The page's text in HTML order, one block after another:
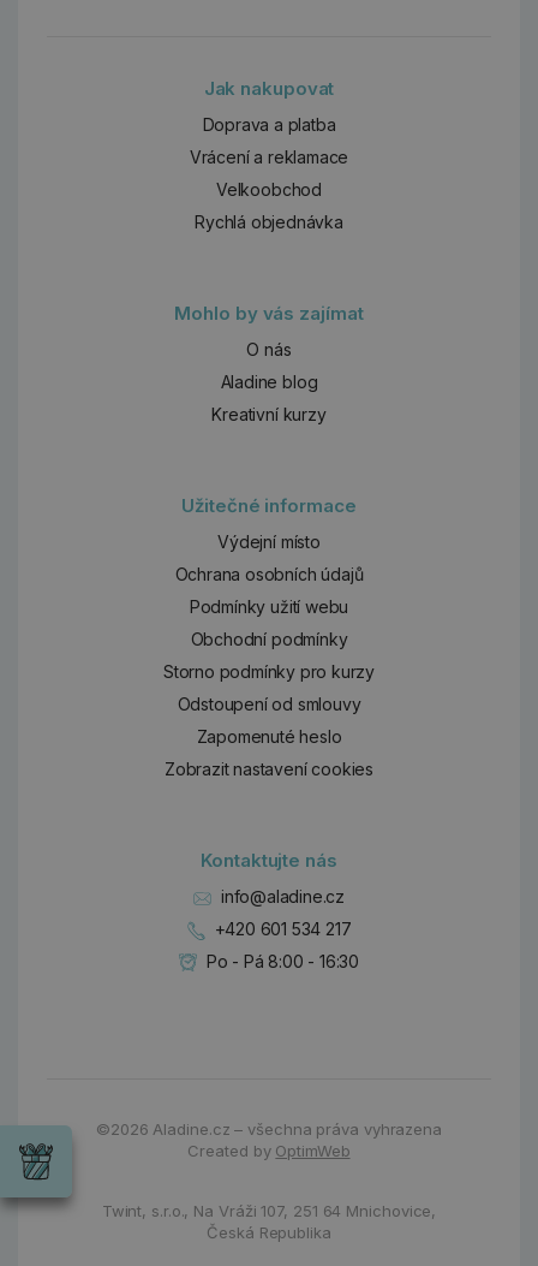
Jak nakupovat
Doprava a platba
Vrácení a reklamace
Velkoobchod
Rychlá objednávka
Mohlo by vás zajímat
O nás
Aladine blog
Kreativní kurzy
Užitečné informace
Výdejní místo
Ochrana osobních údajů
Podmínky užití webu
Obchodní podmínky
Storno podmínky pro kurzy
Odstoupení od smlouvy
Zapomenuté heslo
Zobrazit nastavení cookies
Kontaktujte nás
info@aladine.cz
+420 601 534 217
Po - Pá 8:00 - 16:30
©2026 Aladine.cz – všechna práva vyhrazena
Created by OptimWeb
Twint, s.r.o., Na Vráži 107, 251 64 Mnichovice,
Česká Republika
Wrendale
příležitost
Chci si vybrat